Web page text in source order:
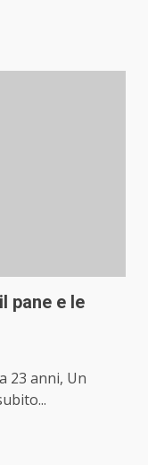
pane e le
23 anni, Un